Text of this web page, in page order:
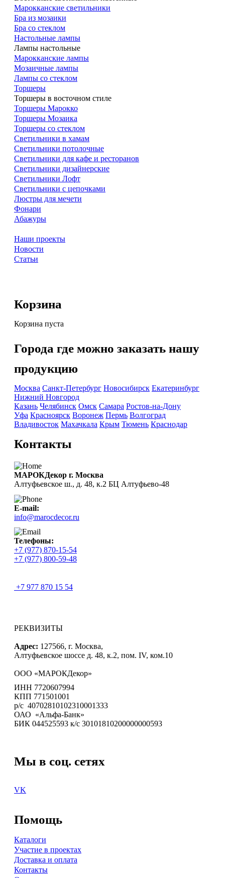
Марокканские светильники
Бра из мозаики
Бра со стеклом
Настольные лампы
Лампы настольные
Марокканские лампы
Мозаичные лампы
Лампы со стеклом
Торшеры
Торшеры в восточном стиле
Торшеры Марокко
Торшеры Мозаика
Торшеры со стеклом
Светильники в хамам
Светильники потолочные
Светильники для кафе и ресторанов
Светильники дизайнерские
Светильники Лофт
Светильники с цепочками
Люстры для мечети
Фонари
Абажуры
Наши проекты
Новости
Статьи
Корзина
Корзина пуста
Города где можно заказать нашу
продукцию
Москва Санкт-Петербург Новосибирск Екатеринбург
Нижний Новгород
Казань Челябинск Омск Самара Ростов-на-Дону
Уфа Красноярск Воронеж Пермь Волгоград
Владивосток Махачкала Крым Тюмень Краснодар
Контакты
МАРОКДекор г. Москва
Алтуфьевское ш., д. 48, к.2 БЦ Алтуфьево-48
E-mail:
info@marocdecor.ru
Телефоны:
+7 (977) 870-15-54
+7 (977) 800-59-48
+7 977 870 15 54
РЕКВИЗИТЫ
Адрес: 127566, г. Москва,
Алтуфьевское шоссе д. 48, к.2, пом. IV, ком.10
ООО «МАРОКДекор»
ИНН 7720607994
КПП 771501001
р/с 40702810102310001333
ОАО «Альфа-Банк»
БИК 044525593 к/с 30101810200000000593
Мы в соц. сетях
VK
Помощь
Каталоги
Участие в проектах
Доставка и оплата
Контакты